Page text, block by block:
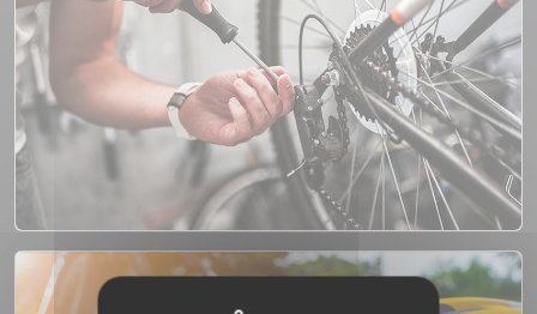
Cycles Vert vous accompagne au quotidien pour
entretenir, réparer et prolonger la durée de vie de votre
vélo.
Vente d’accessoires et équipements pour les